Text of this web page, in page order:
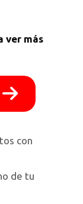
ver más
con
de tu